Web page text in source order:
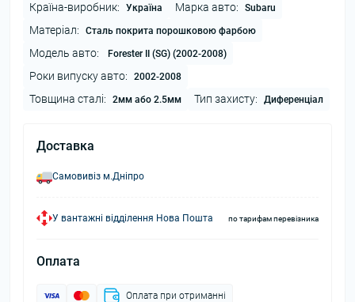
Країна-виробник: Україна Марка авто: Subaru
Матеріал: Сталь покрита порошковою фарбою
Модель авто: Forester II (SG) (2002-2008)
Роки випуску авто: 2002-2008
Товщина сталі: 2мм або 2.5мм Тип захисту: Диференціал
Доставка
Самовивіз м.Дніпро
У вантажні відділення Нова Пошта по тарифам перевізника
Оплата
Оплата при отриманні